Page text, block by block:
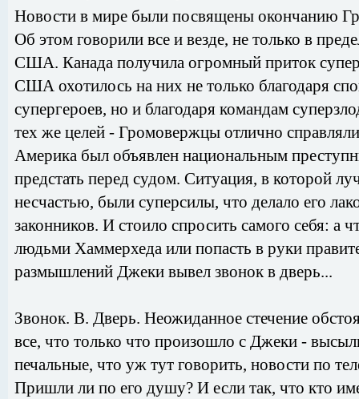
Новости в мире были посвящены окончанию
Об этом говорили все и везде, не только в
США. Канада получила огромный приток
США охотилось на них не только благодаря
супергероев, но и благодаря командам
тех же целей - Громовержцы отлично
Америка был объявлен национальным
предстать перед судом. Ситуация, в которой
несчастью, были суперсилы, что делало его
законников. И стоило спросить самого себя:
людьми Хаммерхеда или попасть в руки
размышлений Джеки вывел звонок в дверь...
Звонок. В. Дверь. Неожиданное стечение
все, что только что произошло с Джеки -
печальные, что уж тут говорить, новости по
Пришли ли по его душу? И если так, что кто